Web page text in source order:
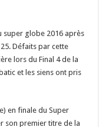
super globe 2016 après
Défaits par cette
lors du Final 4 de la
et les siens ont pris
en finale du Super
son premier titre de la